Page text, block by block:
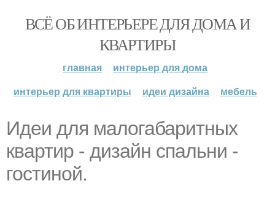
ВСЁ ОБ ИНТЕРЬЕРЕ ДЛЯ ДОМА И
КВАРТИРЫ
главная
интерьер для дома
интерьер для квартиры
идеи дизайна мебель
Идеи для малогабаритных
квартир - дизайн спальни -
гостиной.